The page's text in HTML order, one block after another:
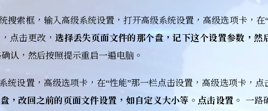
搜索框，输入高级系统设置，打开高级系统设置，高级选项卡，在
点击更改， 选择丢失页面文件的那个盘，记下这个设置参数，然
认，然后按照提示重启一遍电脑。
统设置，高级选项卡，在“性能”那一栏点击设置，高级选项卡，点
，改回之前的页面文件设置，如自定义大小等。点击设置。
一路